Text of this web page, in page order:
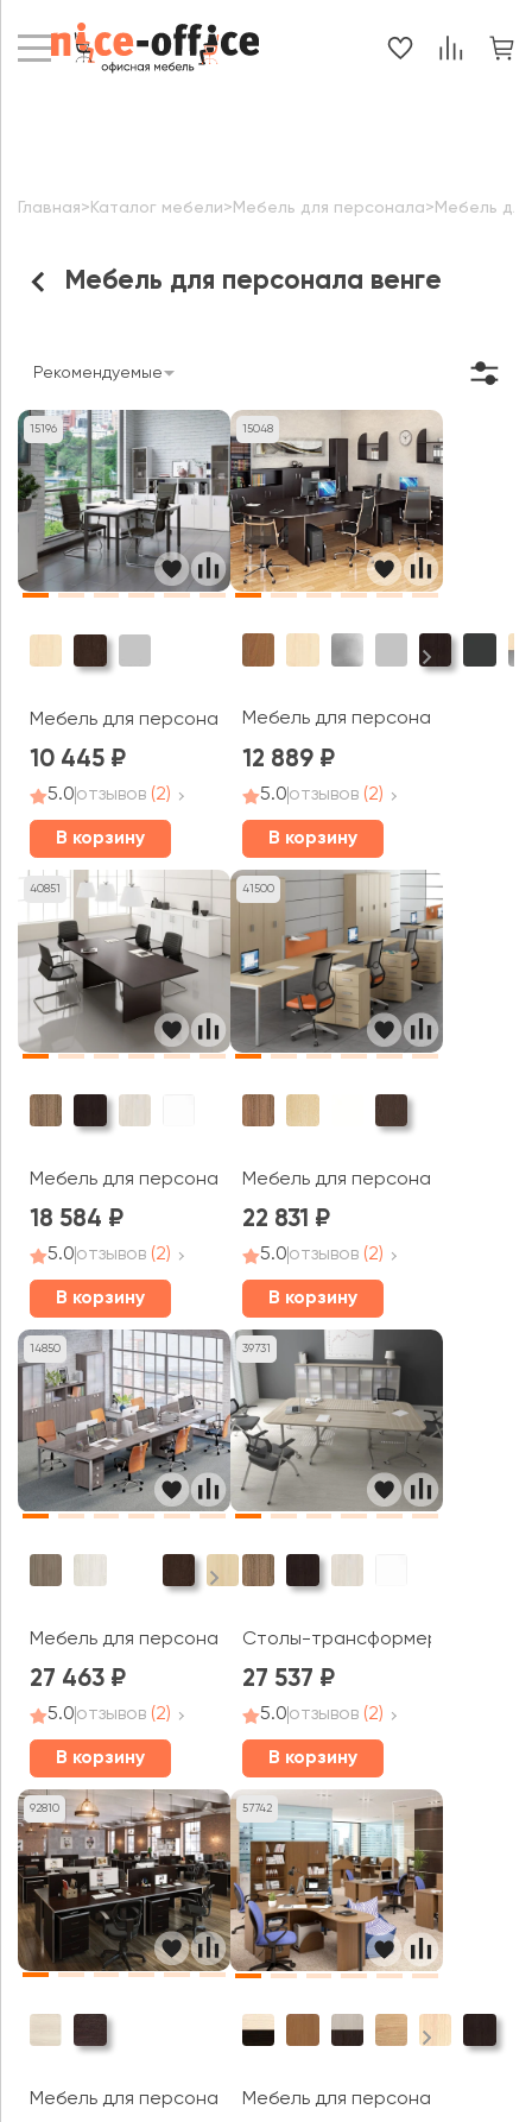
Мебель для персонала венге
Главная> Каталог мебели> Мебель для персонала> Мебель
Рекомендуемые
15196
Мебель для персонала Слим Систем / Slim System
10 445
5.0отзывов (2)
В корзину
15048
Мебель для персонала Рива /
12 889
5.0отзывов (2)
В корзину
40851
Мебель для персонала AVANCE
18 584
5.0отзывов (2)
В корзину
41500
Мебель для персонала СТИЛЬ
22 831
5.0отзывов (2)
В корзину
14850
Мебель для персонала Метал Систем / Metal System
27 463
5.0отзывов (2)
В корзину
39731
Столы-трансформеры BEND
27 537
5.0отзывов (2)
В корзину
92810
Мебель для персонала Свифт / Swift
57742
Мебель для персонала Канц